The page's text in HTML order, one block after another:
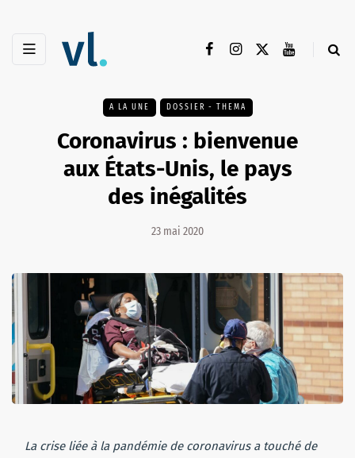
A LA UNE DOSSIER - THEMA
Coronavirus : bienvenue
aux États-Unis, le pays
des inégalités
23 mai 2020
La crise liée à la pandémie de coronavirus a touché de